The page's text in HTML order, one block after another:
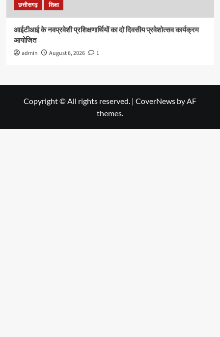
छत्तीसगढ़ शिक्षा
आईटीआई के नवप्रवेशी प्रशिक्षणार्थियों का दो दिवसीय प्रवेशोत्सव कार्यक्रम
आयोजित
admin August 6, 2026 1
Copyright © All rights reserved. | CoverNews by AF
themes.